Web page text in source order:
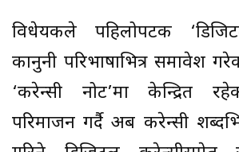
विधेयकले पहिलोपटक
कानुनी परिभाषाभित्र समावेश
‘करेन्सी नोट’मा केन्द्रित
परिमार्जन गर्दै अब करेन्सी